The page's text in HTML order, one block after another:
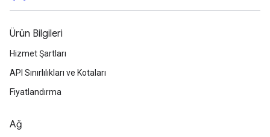
Ürün Bilgileri
Hizmet Şartları
API Sınırlılıkları ve Kotaları
Fiyatlandırma
Ağ